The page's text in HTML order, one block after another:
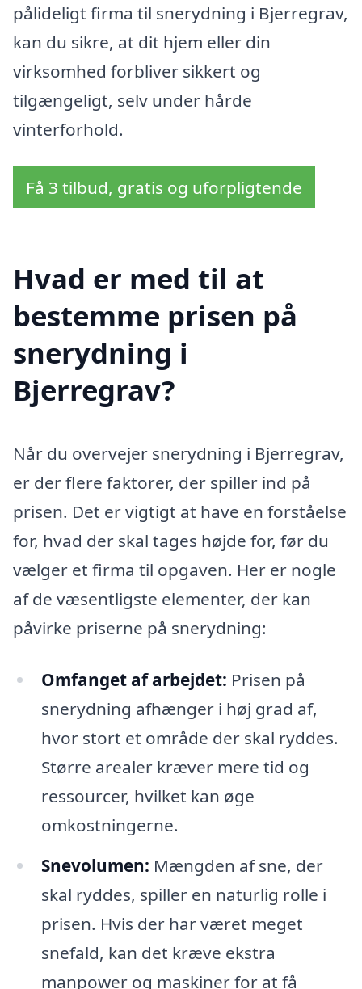
pålideligt firma til snerydning i Bjerregrav,
kan du sikre, at dit hjem eller din
virksomhed forbliver sikkert og
tilgængeligt, selv under hårde
vinterforhold.
Få 3 tilbud, gratis og uforpligtende
Hvad er med til at
bestemme prisen på
snerydning i
Bjerregrav?
Når du overvejer snerydning i Bjerregrav,
er der flere faktorer, der spiller ind på
prisen. Det er vigtigt at have en forståelse
for, hvad der skal tages højde for, før du
vælger et firma til opgaven. Her er nogle
af de væsentligste elementer, der kan
påvirke priserne på snerydning:
Omfanget af arbejdet: Prisen på
snerydning afhænger i høj grad af,
hvor stort et område der skal ryddes.
Større arealer kræver mere tid og
ressourcer, hvilket kan øge
omkostningerne.
Snevolumen: Mængden af sne, der
skal ryddes, spiller en naturlig rolle i
prisen. Hvis der har været meget
snefald, kan det kræve ekstra
manpower og maskiner for at få